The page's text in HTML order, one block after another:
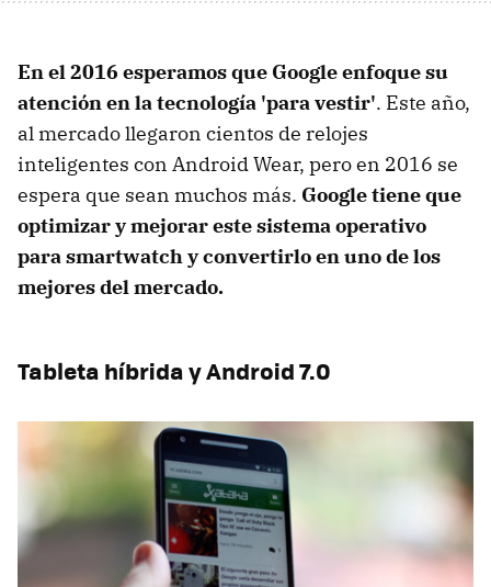
En el 2016 esperamos que Google enfoque su
atención en la tecnología 'para vestir'. Este año,
al mercado llegaron cientos de relojes
inteligentes con Android Wear, pero en 2016 se
espera que sean muchos más. Google tiene que
optimizar y mejorar este sistema operativo
para smartwatch y convertirlo en uno de los
mejores del mercado.
Tableta híbrida y Android 7.0